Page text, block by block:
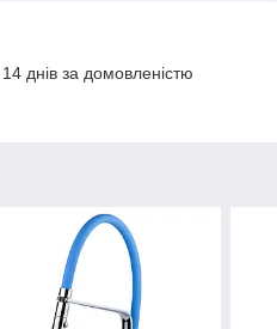
днів за домовленістю